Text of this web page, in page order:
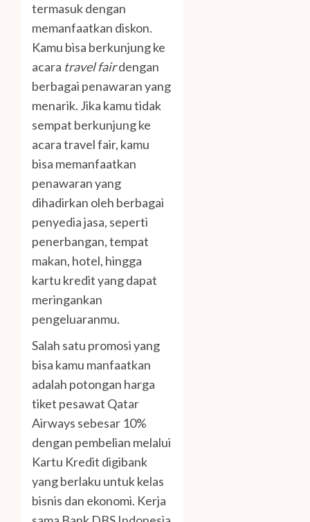
termasuk dengan
memanfaatkan diskon.
Kamu bisa berkunjung ke
acara travel fairdengan
berbagai penawaran yang
menarik. Jika kamu tidak
sempat berkunjung ke
acara travel fair, kamu
bisa memanfaatkan
penawaran yang
dihadirkan oleh berbagai
penyedia jasa, seperti
penerbangan, tempat
makan, hotel, hingga
kartu kredit yang dapat
meringankan
pengeluaranmu.
Salah satu promosi yang
bisa kamu manfaatkan
adalah potongan harga
tiket pesawat Qatar
Airways sebesar 10%
dengan pembelian melalui
Kartu Kredit digibank
yang berlaku untuk kelas
bisnis dan ekonomi. Kerja